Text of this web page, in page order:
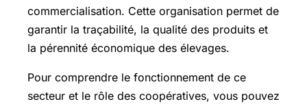
commercialisation. Cette organisation permet de
garantir la traçabilité, la qualité des produits et
la pérennité économique des élevages.
Pour comprendre le fonctionnement de ce
secteur et le rôle des coopératives, vous pouvez